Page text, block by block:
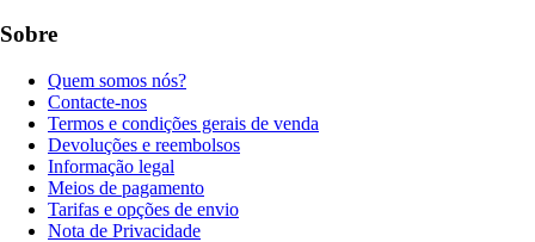
Sobre
Quem somos nós?
Contacte-nos
Termos e condições gerais de venda
Devoluções e reembolsos
Informação legal
Meios de pagamento
Tarifas e opções de envio
Nota de Privacidade